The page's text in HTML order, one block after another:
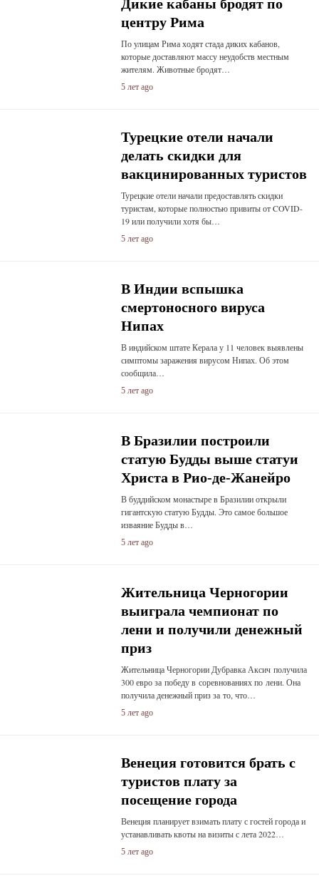
Дикие кабаны бродят по
центру Рима
По улицам Рима ходят стада диких кабанов,
которые доставляют массу неудобств местным
жителям. Животные бродят…
5 лет ago
Турецкие отели начали
делать скидки для
вакцинированных туристов
Турецкие отели начали предоставлять скидки
туристам, которые полностью привиты от COVID-
19 или получили хотя бы…
5 лет ago
В Индии вспышка
смертоносного вируса
Нипах
В индийском штате Керала у 11 человек выявлены
симптомы заражения вирусом Нипах. Об этом
сообщила…
5 лет ago
В Бразилии построили
статую Будды выше статуи
Христа в Рио-де-Жанейро
В буддийском монастыре в Бразилии открыли
гигантскую статую Будды. Это самое большое
изваяние Будды в…
5 лет ago
Жительница Черногории
выиграла чемпионат по
лени и получили денежный
приз
Жительница Черногории Дубравка Аксич получила
300 евро за победу в соревнованиях по лени. Она
получила денежный приз за то, что…
5 лет ago
Венеция готовится брать с
туристов плату за
посещение города
Венеция планирует взимать плату с гостей города и
устанавливать квоты на визиты с лета 2022…
5 лет ago